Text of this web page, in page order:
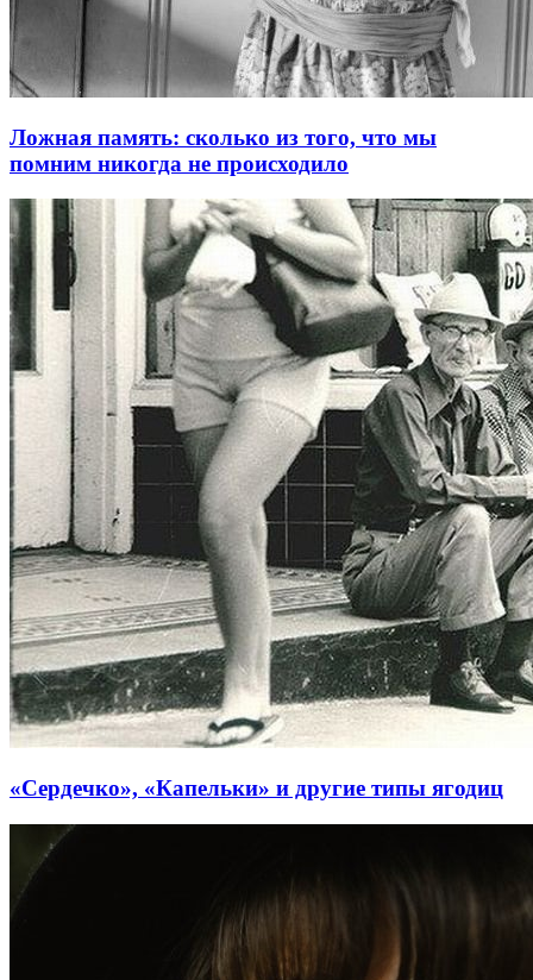
Ложная память: сколько из того, что мы
помним никогда не происходило
«Сердечко», «Капельки» и другие типы ягодиц